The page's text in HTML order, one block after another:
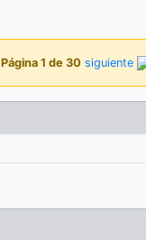
Página 1 de 30 siguiente